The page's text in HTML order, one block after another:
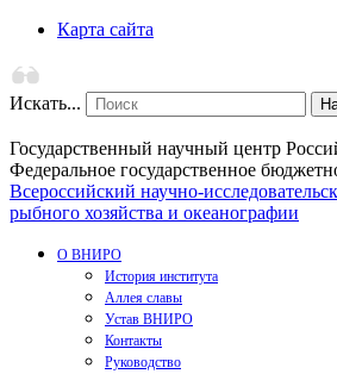
Карта сайта
Искать...
Государственный научный центр
Федеральное государственное
Всероссийский научно-
рыбного хозяйства и океанографии
О ВНИРО
История института
Аллея славы
Устав ВНИРО
Контакты
Руководство